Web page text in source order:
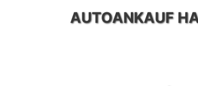
AUTOANKAUF